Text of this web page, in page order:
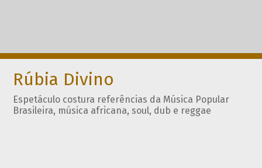
Rúbia Divino
Espetáculo costura referências da Música Popular
Brasileira, música africana, soul, dub e reggae